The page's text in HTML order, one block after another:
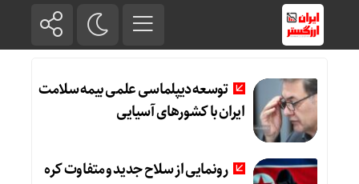
توسعه دیپلماسی علمی بیمه سلامت
ایران با کشورهای آسیایی
رونمایی از سلاح جدید و متفاوت کره